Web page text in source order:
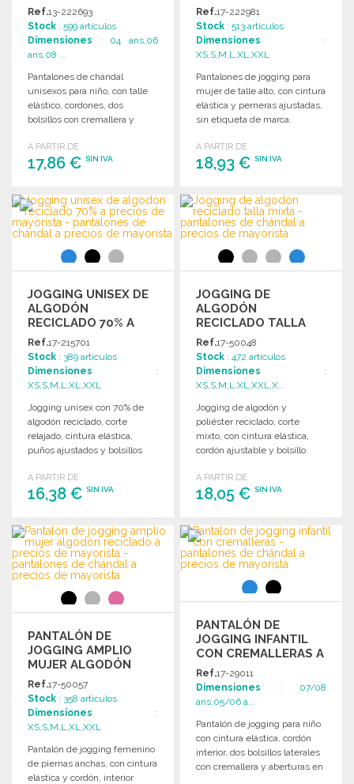
Ref.13-222693
Stock : 599 artículos
Dimensiones : 04 ans,06
ans,08 ...
Pantalones de chándal
unisexos para niño, con talle
elástico, cordones, dos
bolsillos con cremallera y
en varias tallas.
A PARTIR DE
17,86 € SIN IVA
PEDIR
Solicitar un presupuesto
Ref.17-222981
Stock : 513 artículos
Dimensiones :
XS,S,M,L,XL,XXL
Pantalones de jogging para
mujer de talle alto, con cintura
elástica y perneras ajustadas,
sin etiqueta de marca.
A PARTIR DE
18,93 €SIN IVA
PEDIR
Solicitar un presupuesto
JOGGING UNISEX DE
ALGODÓN
RECICLADO 70% A
PRECIOS DE
MAYORISTA
Ref.17-215701
Stock : 389 artículos
Dimensiones :
XS,S,M,L,XL,XXL
Jogging unisex con 70% de
algodón reciclado, corte
relajado, cintura elástica,
puños ajustados y bolsillos
A PARTIR DE
16,38 € SIN IVA
PEDIR
Solicitar un presupuesto
JOGGING DE
ALGODÓN
RECICLADO TALLA
MIXTA A PRECIOS DE
MAYORISTA
Ref.17-50048
Stock : 472 artículos
Dimensiones :
XS,S,M,L,XL,XXL,X...
Jogging de algodón y
poliéster reciclado, corte
mixto, con cintura elástica,
cordón ajustable y bolsillo
marca.
A PARTIR DE
18,05 €SIN IVA
PEDIR
Solicitar un presupuesto
PANTALÓN DE
JOGGING AMPLIO
MUJER ALGODÓN
RECICLADO
Ref.17-50057
Stock : 358 artículos
Dimensiones :
XS,S,M,L,XL,XXL
Pantalón de jogging femenino
de piernas anchas, con cintura
elástica y cordón, interior
PANTALÓN DE
JOGGING INFANTIL
CON CREMALLERAS A
PRECIOS DE
MAYORISTA
Ref.17-29011
Dimensiones : 07/08
ans,05/06 a...
Pantalón de jogging para niño
con cintura elástica, cordón
interior, dos bolsillos laterales
con cremallera y aberturas en